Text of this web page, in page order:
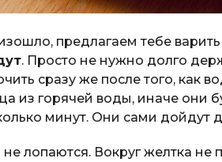
предлагаем тебе
. Просто не нужно долго
сразу же после того, как
из горячей воды, иначе они
минут. Они сами дойдут
лопаются. Вокруг желтка